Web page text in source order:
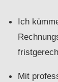
Ich
Mit